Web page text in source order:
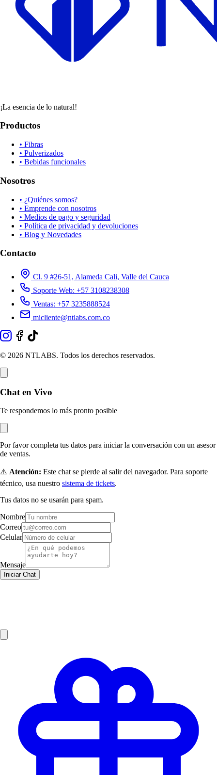
¡La esencia de lo natural!
Productos
• Fibras
• Pulverizados
• Bebidas funcionales
Nosotros
• ¿Quiénes somos?
• Emprende con nosotros
• Medios de pago y seguridad
• Política de privacidad y devoluciones
• Blog y Novedades
Contacto
Cl. 9 #26-51, Alameda Cali, Valle del Cauca
Soporte Web: +57 3108238308
Ventas: +57 3235888524
micliente@ntlabs.com.co
© 2026 NTLABS. Todos los derechos reservados.
Chat en Vivo
Te respondemos lo más pronto posible
Por favor completa tus datos para iniciar la conversación con un asesor
de ventas.
⚠️ Atención: Este chat se pierde al salir del navegador. Para soporte
técnico, usa nuestro sistema de tickets.
Tus datos no se usarán para spam.
Nombre
Correo
Celular
Mensaje
Iniciar Chat